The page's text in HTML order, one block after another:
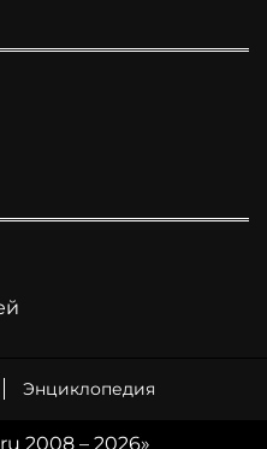
Энциклопедия
2008 – 2026»